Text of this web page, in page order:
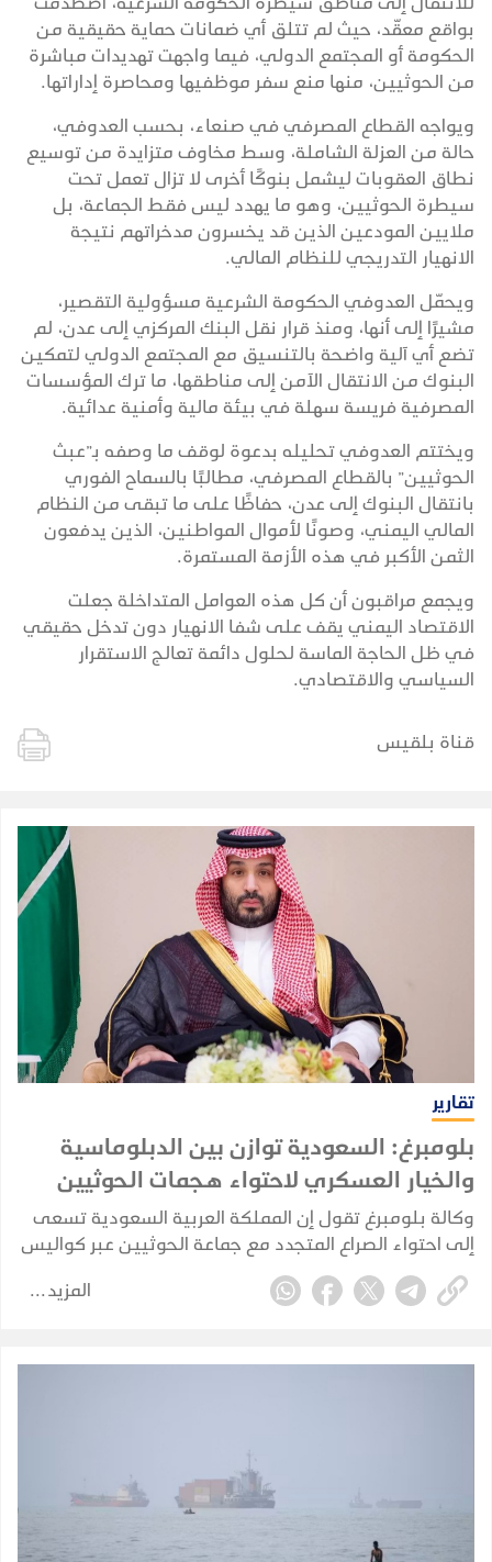
بواقع معقّد، حيث لم تتلق أي ضمانات حماية حقيقية من
الحكومة أو المجتمع الدولي، فيما واجهت تهديدات مباشرة
من الحوثيين، منها منع سفر موظفيها ومحاصرة إداراتها.
ويواجه القطاع المصرفي في صنعاء، بحسب العدوفي،
حالة من العزلة الشاملة، وسط مخاوف متزايدة من توسيع
نطاق العقوبات ليشمل بنوكًا أخرى لا تزال تعمل تحت
سيطرة الحوثيين، وهو ما يهدد ليس فقط الجماعة، بل
ملايين المودعين الذين قد يخسرون مدخراتهم نتيجة
الانهيار التدريجي للنظام المالي.
ويحمّل العدوفي الحكومة الشرعية مسؤولية التقصير،
مشيرًا إلى أنها، ومنذ قرار نقل البنك المركزي إلى عدن، لم
تضع أي آلية واضحة بالتنسيق مع المجتمع الدولي لتمكين
البنوك من الانتقال الآمن إلى مناطقها، ما ترك المؤسسات
المصرفية فريسة سهلة في بيئة مالية وأمنية عدائية.
ويختتم العدوفي تحليله بدعوة لوقف ما وصفه بـ”عبث
الحوثيين” بالقطاع المصرفي، مطالبًا بالسماح الفوري
بانتقال البنوك إلى عدن، حفاظًا على ما تبقى من النظام
المالي اليمني، وصونًا لأموال المواطنين، الذين يدفعون
الثمن الأكبر في هذه الأزمة المستمرة.
ويجمع مراقبون أن كل هذه العوامل المتداخلة جعلت
الاقتصاد اليمني يقف على شفا الانهيار دون تدخل حقيقي
في ظل الحاجة الماسة لحلول دائمة تعالج الاستقرار
السياسي والاقتصادي.
قناة بلقيس
تقارير
بلومبرغ: السعودية توازن بين الدبلوماسية
والخيار العسكري لاحتواء هجمات الحوثيين
وكالة بلومبرغ تقول إن المملكة العربية السعودية تسعى
إلى احتواء الصراع المتجدد مع جماعة الحوثيين عبر كواليس
الدبلوماسية، في محاولة لمنع الاشتباكات مع الجماعة
المدعومة من إيران من الإضرار بقطاعها النفطي
المزيد